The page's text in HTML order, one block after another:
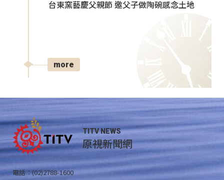
台東窯藝慶父親節 邀父子做陶碗感念土地
more
TITV NEWS
原視新聞網
電話：(02)2788-1600